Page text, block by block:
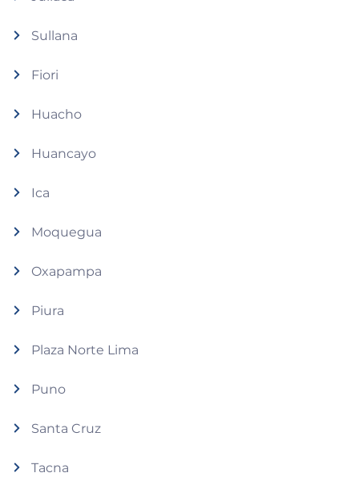
Sullana
Fiori
Huacho
Huancayo
Ica
Moquegua
Oxapampa
Piura
Plaza Norte Lima
Puno
Santa Cruz
Tacna